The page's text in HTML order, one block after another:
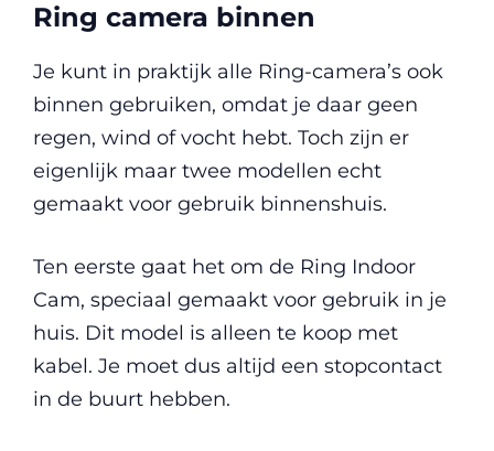
Ring camera binnen
Je kunt in praktijk alle Ring-camera’s ook
binnen gebruiken, omdat je daar geen
regen, wind of vocht hebt. Toch zijn er
eigenlijk maar twee modellen echt
gemaakt voor gebruik binnenshuis.
Ten eerste gaat het om de Ring Indoor
Cam, speciaal gemaakt voor gebruik in je
huis. Dit model is alleen te koop met
kabel. Je moet dus altijd een stopcontact
in de buurt hebben.